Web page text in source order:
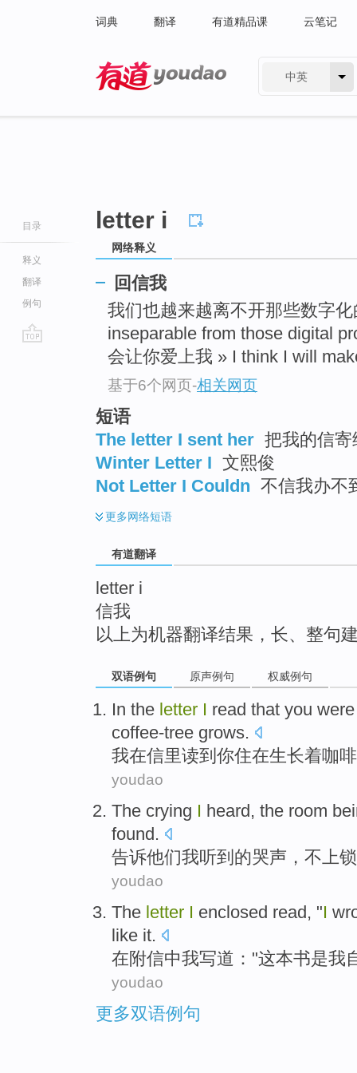
词典 翻译 有道精品课 云笔记
中英
目录
释义
翻译
例句
letter i
网络释义
回信我
我们也越来越离不开那些数字
inseparable from those digital
会让你爱上我 » I think I will
基于6个网页-相关网页
短语
The letter I sent her 把我的信寄
Winter Letter I 文熙俊
Not Letter I Couldn 不信我办不
更多网络短语
有道翻译
letter i
信我
以上为机器翻译结果，长、整句
双语例句 原声例句 权威例句
In the letter I read that you
coffee-tree grows.
我在信里读到 你住在生长着咖
youdao
The crying I heard, the room
found.
告诉他们我听到 的哭声 ，不上锁
youdao
The letter I enclosed read, "I
like it.
在附信中我写道 ："这本书是我
youdao
更多双语例句